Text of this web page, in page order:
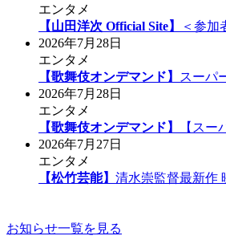
エンタメ
【山田洋次 Official Site】
＜参加
2026年7月28日
エンタメ
【歌舞伎オンデマンド】
スーパ
2026年7月28日
エンタメ
【歌舞伎オンデマンド】
【ス
2026年7月27日
エンタメ
【松竹芸能】 清水崇監督最新作
お知らせ一覧を見る